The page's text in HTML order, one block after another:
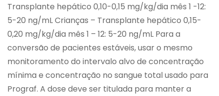
Transplante hepático 0,10-0,15 mg/kg/dia mês 1 -12:
5-20 ng/mL Crianças – Transplante hepático 0,15-
0,20 mg/kg/dia mês 1 – 12: 5-20 ng/mL Para a
conversão de pacientes estáveis, usar o mesmo
monitoramento do intervalo alvo de concentração
mínima e concentração no sangue total usado para
Prograf. A dose deve ser titulada para manter a